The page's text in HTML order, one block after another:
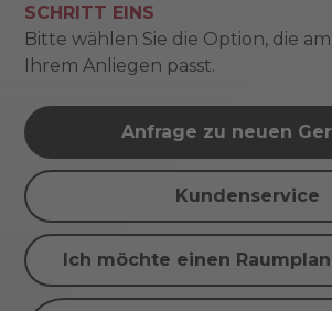
SCHRITT EINS
Bitte wählen Sie die Option, die
Ihrem Anliegen passt.
Anfrage zu neuen
Kundenservice
Ich möchte einen